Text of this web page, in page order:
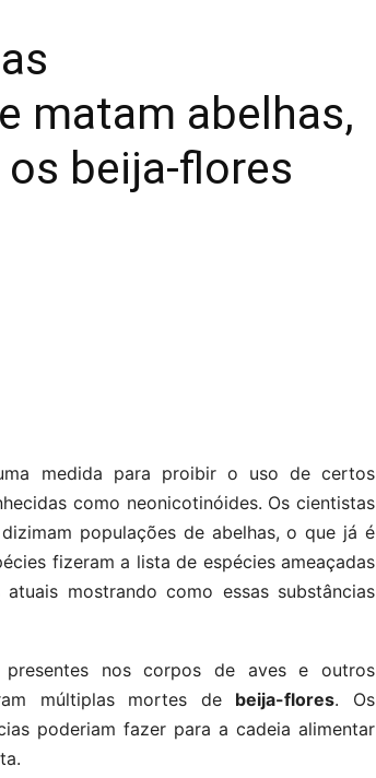
matam abelhas,
beija-flores
medida para proibir o uso de certos
como neonicotinóides. Os cientistas
populações de abelhas, o que já é
fizeram a lista de espécies ameaçadas
mostrando como essas substâncias
presentes nos corpos de aves e outros
múltiplas mortes de beija-flores. Os
poderiam fazer para a cadeia alimentar